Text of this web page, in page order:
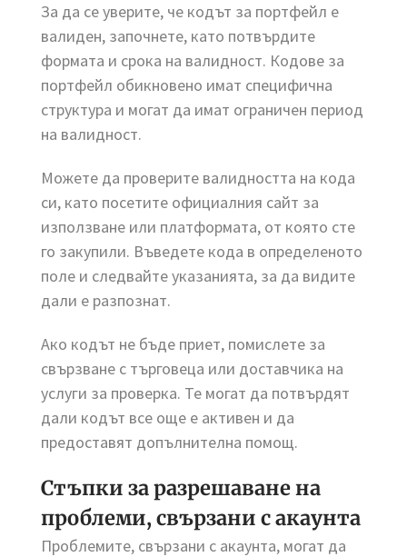
За да се уверите, че кодът за портфейл е
валиден, започнете, като потвърдите
формата и срока на валидност. Кодове за
портфейл обикновено имат специфична
структура и могат да имат ограничен период
на валидност.
Можете да проверите валидността на кода
си, като посетите официалния сайт за
използване или платформата, от която сте
го закупили. Въведете кода в определеното
поле и следвайте указанията, за да видите
дали е разпознат.
Ако кодът не бъде приет, помислете за
свързване с търговеца или доставчика на
услуги за проверка. Те могат да потвърдят
дали кодът все още е активен и да
предоставят допълнителна помощ.
Стъпки за разрешаване на
проблеми, свързани с акаунта
Проблемите, свързани с акаунта, могат да